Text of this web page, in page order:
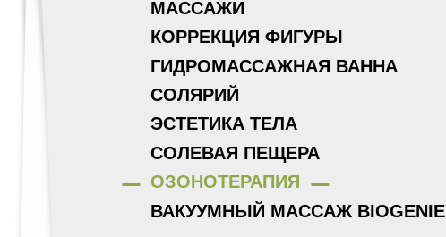
МАССАЖИ
КОРРЕКЦИЯ ФИГУРЫ
ГИДРОМАССАЖНАЯ ВАННА
СОЛЯРИЙ
ЭСТЕТИКА ТЕЛА
СОЛЕВАЯ ПЕЩЕРА
ОЗОНОТЕРАПИЯ
ВАКУУМНЫЙ МАССАЖ BIOGENIE